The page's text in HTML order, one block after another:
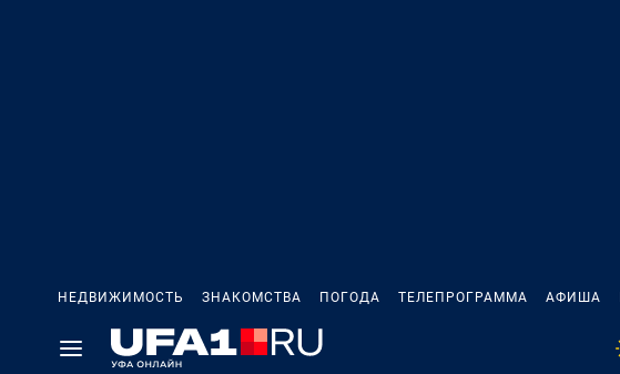
НЕДВИЖИМОСТЬ ЗНАКОМСТВА ПОГОДА ТЕЛЕПРОГРАММА АФИША